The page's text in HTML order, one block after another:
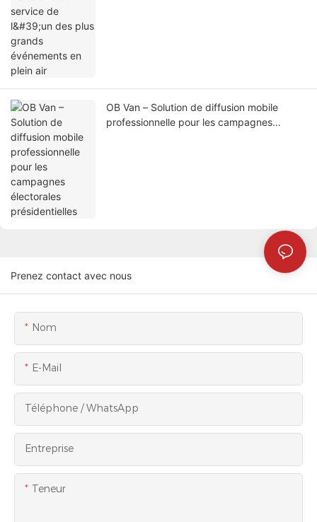
OB Van – Solution de diffusion mobile
professionnelle pour les campagnes
Prenez contact avec nous
Nom
E-Mail
Téléphone / WhatsApp
Entreprise
Teneur